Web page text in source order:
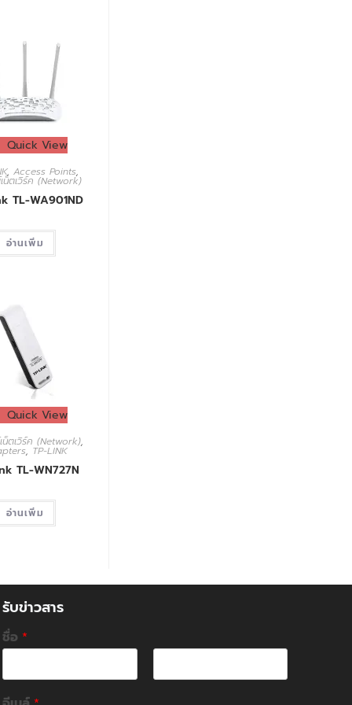
Quick View
, Access Points,
ตเวิร์ค (Network)
TL-WA901ND
อ่านเพิ่ม
Quick View
ตเวิร์ค (Network),
, TP-LINK
TL-WN727N
อ่านเพิ่ม
รับข่าวสาร
ชื่อ *
F
i
L